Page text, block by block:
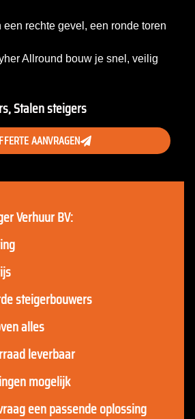
een rechte gevel, een ronde toren
Allround bouw je snel, veilig
Stalen steigers
AANVRAGEN
Verhuur BV:
steigerbouwers
alles
leverbaar
mogelijk
een passende oplossing